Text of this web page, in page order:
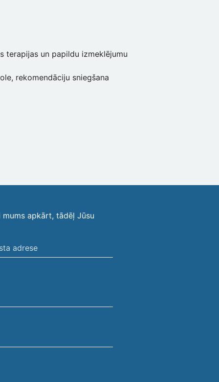
terapijas un papildu izmeklējumu
rekomendāciju sniegšana
apkārt, tādēļ Jūsu